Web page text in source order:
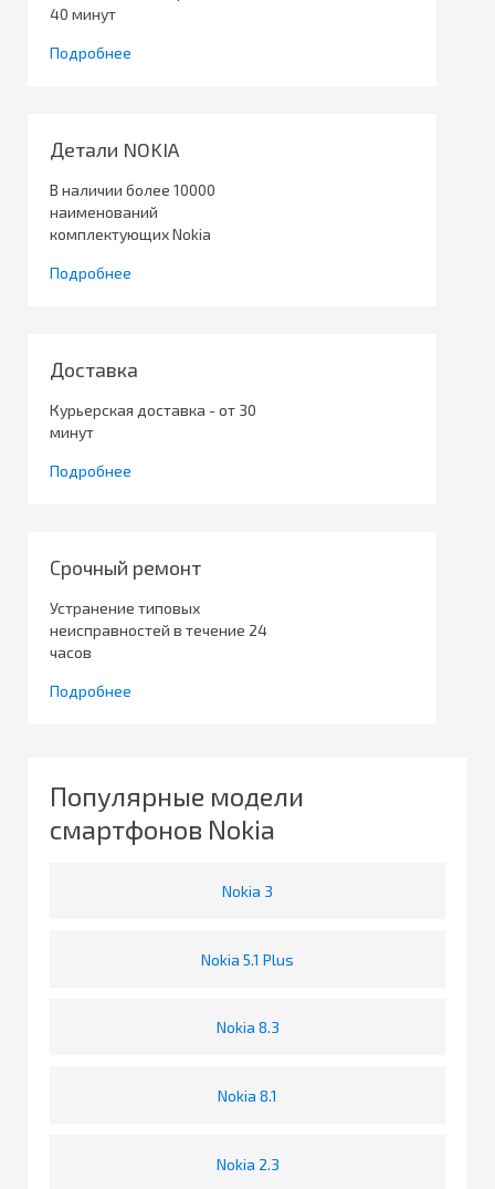
40 минут
Подробнее
Детали NOKIA
В наличии более 10000
наименований
комплектующих Nokia
Подробнее
Доставка
Курьерская доставка - от 30
минут
Подробнее
Срочный ремонт
Устранение типовых
неисправностей в течение 24
часов
Подробнее
Популярные модели
смартфонов Nokia
Nokia 3
Nokia 5.1 Plus
Nokia 8.3
Nokia 8.1
Nokia 2.3